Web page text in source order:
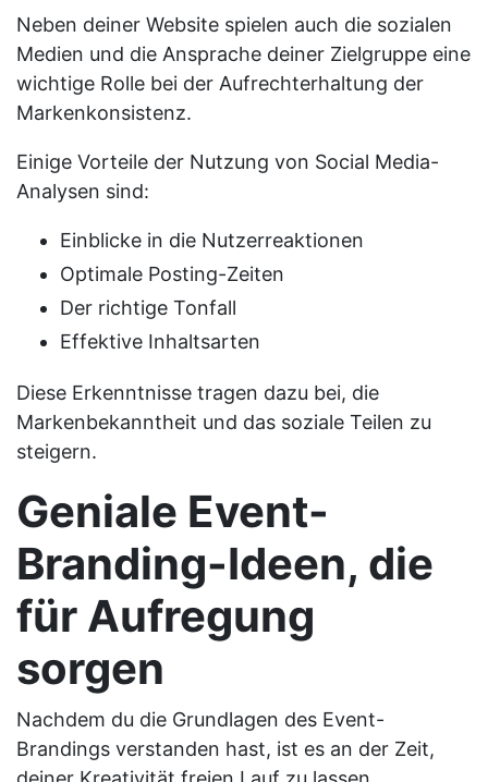
Neben deiner Website spielen auch die sozialen
Medien und die Ansprache deiner Zielgruppe eine
wichtige Rolle bei der Aufrechterhaltung der
Markenkonsistenz.
Einige Vorteile der Nutzung von Social Media-
Analysen sind:
Einblicke in die Nutzerreaktionen
Optimale Posting-Zeiten
Der richtige Tonfall
Effektive Inhaltsarten
Diese Erkenntnisse tragen dazu bei, die
Markenbekanntheit und das soziale Teilen zu
steigern.
Geniale Event-
Branding-Ideen, die
für Aufregung
sorgen
Nachdem du die Grundlagen des Event-
Brandings verstanden hast, ist es an der Zeit,